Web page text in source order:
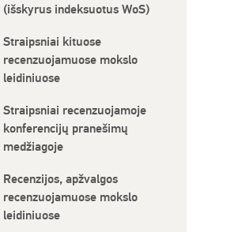
(išskyrus indeksuotus WoS)
Straipsniai kituose
recenzuojamuose mokslo
leidiniuose
Straipsniai recenzuojamoje
konferencijų pranešimų
medžiagoje
Recenzijos, apžvalgos
recenzuojamuose mokslo
leidiniuose